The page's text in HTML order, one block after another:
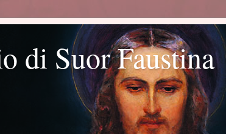
di Suor Faustina